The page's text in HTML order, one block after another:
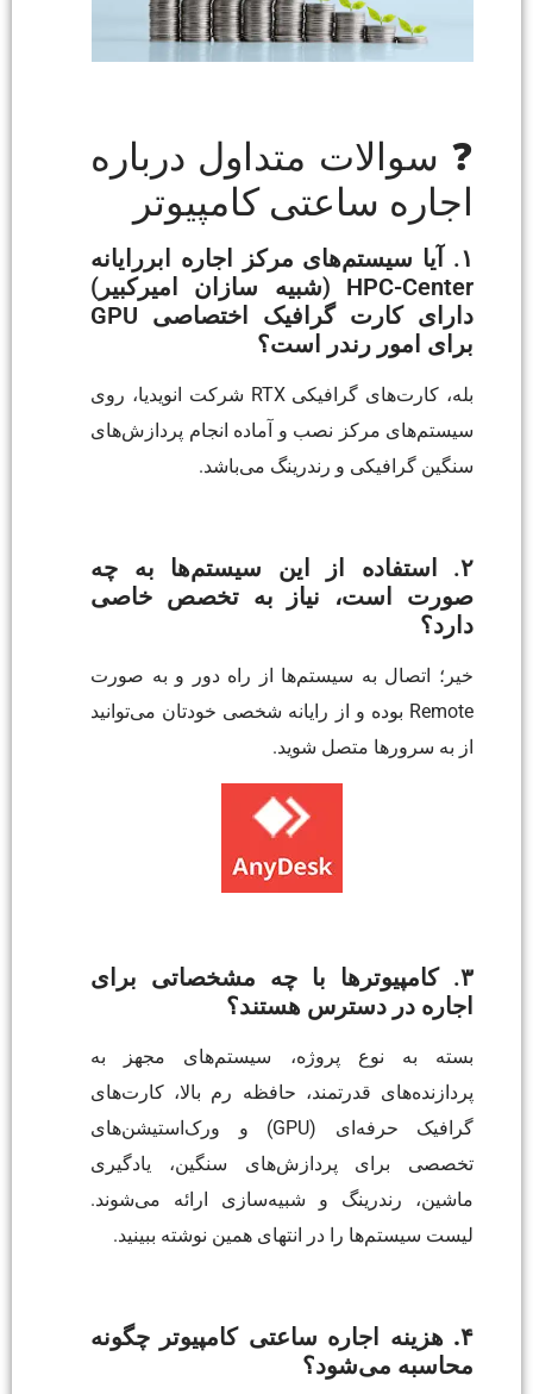
❓ سوالات متداول درباره
اجاره ساعتی کامپیوتر
۱. آیا سیستم‌های مرکز اجاره ابررایانه
HPC-Center (شبیه سازان امیرکبیر)
دارای کارت گرافیک اختصاصی GPU
برای امور رندر است؟
بله، کارت‌های گرافیکی RTX شرکت انویدیا، روی
سیستم‌های مرکز نصب و آماده انجام پردازش‌های
سنگین گرافیکی و رندرینگ می‌باشد.
۲. استفاده از این سیستم‌ها به چه
صورت است، نیاز به تخصص خاصی
دارد؟
خیر؛ اتصال به سیستم‌ها از راه دور و به صورت
Remote بوده و از رایانه شخصی خودتان می‌توانید
از به سرورها متصل شوید.
۳. کامپیوترها با چه مشخصاتی برای
اجاره در دسترس هستند؟
بسته به نوع پروژه، سیستم‌های مجهز به
پردازنده‌های قدرتمند، حافظه رم بالا، کارت‌های
گرافیک حرفه‌ای (GPU) و ورک‌استیشن‌های
تخصصی برای پردازش‌های سنگین، یادگیری
ماشین، رندرینگ و شبیه‌سازی ارائه می‌شوند.
لیست سیستم‌ها را در انتهای همین نوشته ببینید.
۴. هزینه اجاره ساعتی کامپیوتر چگونه
محاسبه می‌شود؟